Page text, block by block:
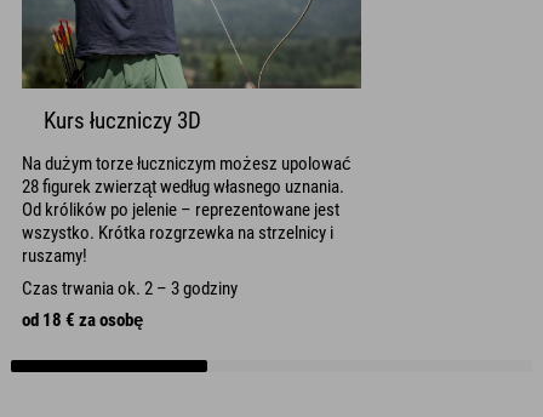
Kurs łuczniczy 3D
Na dużym torze łuczniczym możesz upolować
28 figurek zwierząt według własnego uznania.
Od królików po jelenie – reprezentowane jest
wszystko. Krótka rozgrzewka na strzelnicy i
ruszamy!
Czas trwania ok. 2 – 3 godziny
od 18 € za osobę